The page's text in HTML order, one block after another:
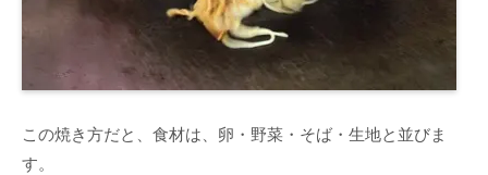
この焼き方だと、食材は、卵・野菜・そば・生地と並びま
す。